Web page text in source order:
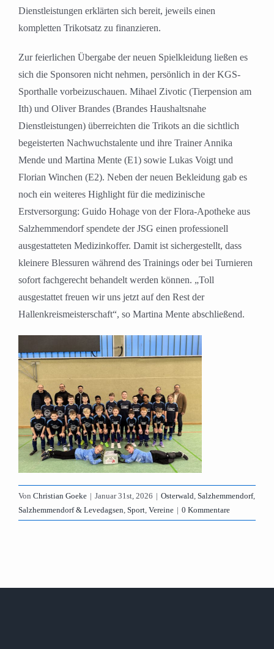
Dienstleistungen erklärten sich bereit, jeweils einen
kompletten Trikotsatz zu finanzieren.
Zur feierlichen Übergabe der neuen Spielkleidung ließen es
sich die Sponsoren nicht nehmen, persönlich in der KGS-
Sporthalle vorbeizuschauen. Mihael Zivotic (Tierpension am
Ith) und Oliver Brandes (Brandes Haushaltsnahe
Dienstleistungen) überreichten die Trikots an die sichtlich
begeisterten Nachwuchstalente und ihre Trainer Annika
Mende und Martina Mente (E1) sowie Lukas Voigt und
Florian Winchen (E2). Neben der neuen Bekleidung gab es
noch ein weiteres Highlight für die medizinische
Erstversorgung: Guido Hohage von der Flora-Apotheke aus
Salzhemmendorf spendete der JSG einen professionell
ausgestatteten Medizinkoffer. Damit ist sichergestellt, dass
kleinere Blessuren während des Trainings oder bei Turnieren
sofort fachgerecht behandelt werden können. „Toll
ausgestattet freuen wir uns jetzt auf den Rest der
Hallenkreismeisterschaft“, so Martina Mente abschließend.
Von Christian Goeke | Januar 31st, 2026 | Osterwald, Salzhemmendorf,
Salzhemmendorf & Levedagsen, Sport, Vereine | 0 Kommentare